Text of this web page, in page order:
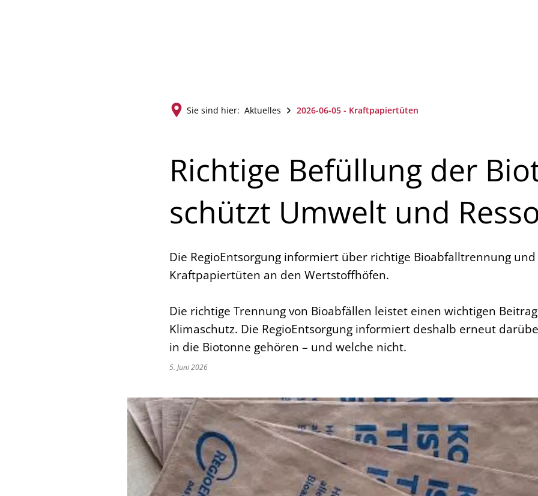
Sie sind hier: Aktuelles 2026-06-05 - Kraftpapiertüten
Richtige Befüllung der
schützt Umwelt und
Die RegioEntsorgung informiert über richtige Bioabfalltrennung
Kraftpapiertüten an den Wertstoffhöfen.
Die richtige Trennung von Bioabfällen leistet einen wichtigen
Klimaschutz. Die RegioEntsorgung informiert deshalb erneut
in die Biotonne gehören – und welche nicht.
5. Juni 2026